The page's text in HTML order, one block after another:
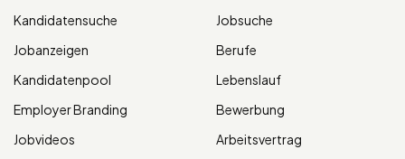
Kandidatensuche
Jobanzeigen
Kandidatenpool
Employer Branding
Jobvideos
Jobsuche
Berufe
Lebenslauf
Bewerbung
Arbeitsvertrag